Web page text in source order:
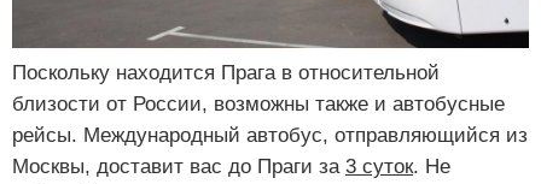
Поскольку находится Прага в относительной
близости от России, возможны также и автобусные
рейсы. Международный автобус, отправляющийся из
Москвы, доставит вас до Праги за 3 суток. Не